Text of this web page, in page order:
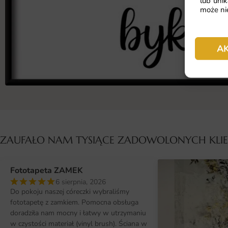
może
ZAUFAŁO NAM TYSIĄCE ZADOWOLONYCH
Fototapeta ZAMEK
6 sierpnia, 2026
Do pokoju naszej córeczki wybraliśmy
fototapetę z zamkiem. Pomocna obsługa
doradziła nam mocny i łatwy w utrzymaniu
w czystości materiał (vinyl brush). Ściana w